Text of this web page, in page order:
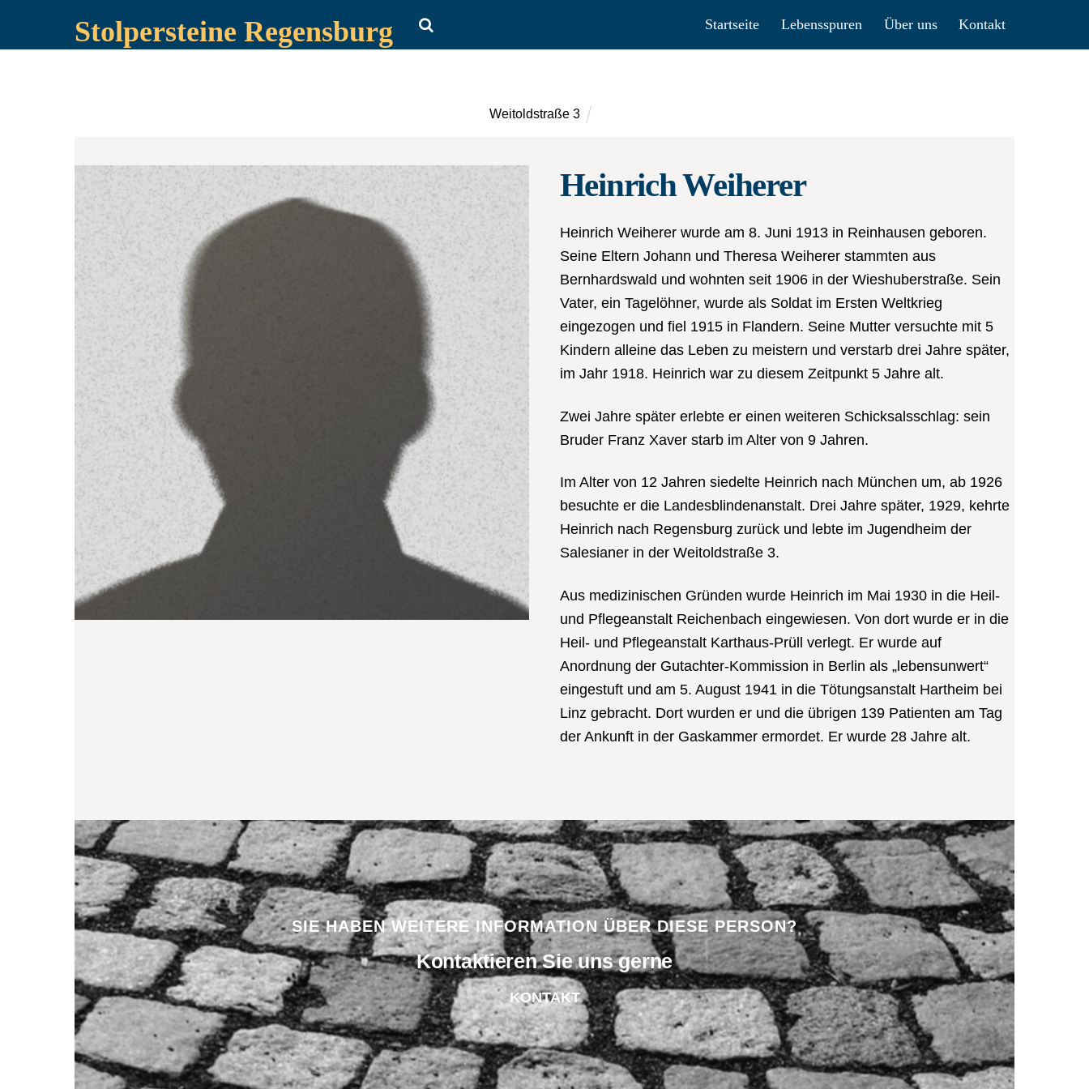
Stolpersteine Regensburg Startseite Lebensspuren Über uns Kontakt
Weitoldstraße 3
Heinrich Weiherer
Heinrich Weiherer wurde am 8. Juni 1913 in Reinhausen geboren.
Seine Eltern Johann und Theresa Weiherer stammten aus
Bernhardswald und wohnten seit 1906 in der Wieshuberstraße. Sein
Vater, ein Tagelöhner, wurde als Soldat im Ersten Weltkrieg
eingezogen und fiel 1915 in Flandern. Seine Mutter versuchte mit 5
Kindern alleine das Leben zu meistern und verstarb drei Jahre später,
im Jahr 1918. Heinrich war zu diesem Zeitpunkt 5 Jahre alt.
Zwei Jahre später erlebte er einen weiteren Schicksalsschlag: sein
Bruder Franz Xaver starb im Alter von 9 Jahren.
Im Alter von 12 Jahren siedelte Heinrich nach München um, ab 1926
besuchte er die Landesblindenanstalt. Drei Jahre später, 1929, kehrte
Heinrich nach Regensburg zurück und lebte im Jugendheim der
Salesianer in der Weitoldstraße 3.
Aus medizinischen Gründen wurde Heinrich im Mai 1930 in die Heil-
und Pflegeanstalt Reichenbach eingewiesen. Von dort wurde er in die
Heil- und Pflegeanstalt Karthaus-Prüll verlegt. Er wurde auf
Anordnung der Gutachter-Kommission in Berlin als „lebensunwert“
eingestuft und am 5. August 1941 in die Tötungsanstalt Hartheim bei
Linz gebracht. Dort wurden er und die übrigen 139 Patienten am Tag
der Ankunft in der Gaskammer ermordet. Er wurde 28 Jahre alt.
SIE HABEN WEITERE INFORMATION ÜBER DIESE PERSON?
Kontaktieren Sie uns gerne
KONTAKT